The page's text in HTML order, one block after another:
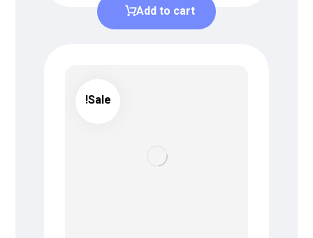
Add to cart
Sale!